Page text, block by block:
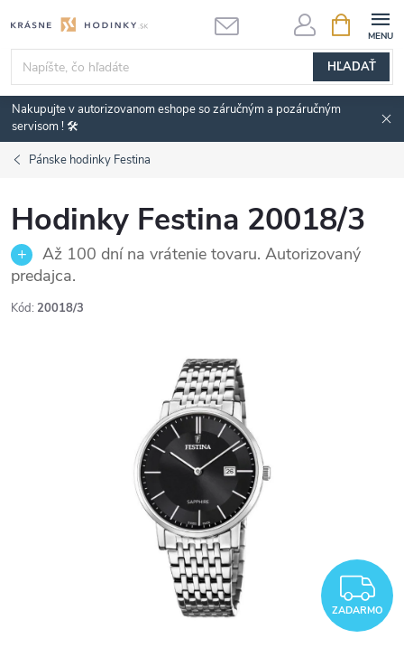
na
obsah
HĽADAŤ
KOŠÍK
Nakupujte v autorizovanom eshope so záručným a pozáručným
servisom ! 🛠️
Pánske hodinky Festina
Hodinky Festina 20018/3
Až 100 dní na vrátenie tovaru. Autorizovaný
predajca.
Kód: 20018/3
ZADARMO